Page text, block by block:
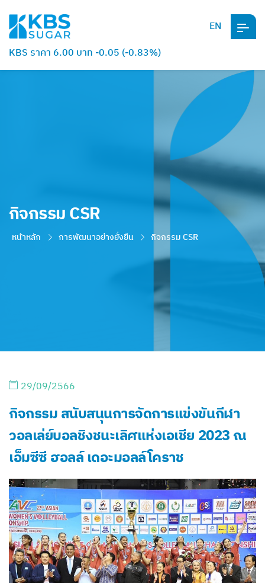
KBS ราคา 6.00 บาท -0.05 (-0.83%)
EN
กิจกรรม CSR
หน้าหลัก การพัฒนาอย่างยั่งยืน กิจกรรม CSR
29/09/2566
กิจกรรม สนับสนุนการจัดการแข่งขันกีฬา
วอลเล่ย์บอลชิงชนะเลิศแห่งเอเชีย 2023 ณ
เอ็มซีซี ฮอลล์ เดอะมอลล์โคราช